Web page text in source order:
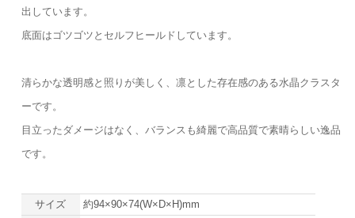
出しています。
底面はゴツゴツとセルフヒールドしています。
清らかな透明感と照りが美しく、凛とした存在感のある水晶クラスタ
ーです。
目立ったダメージはなく、バランスも綺麗で高品質で素晴らしい逸品
です。
サイズ
約94×90×74(W×D×H)mm